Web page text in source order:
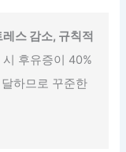
스 감소, 규칙적
후유증이 40%
하므로 꾸준한